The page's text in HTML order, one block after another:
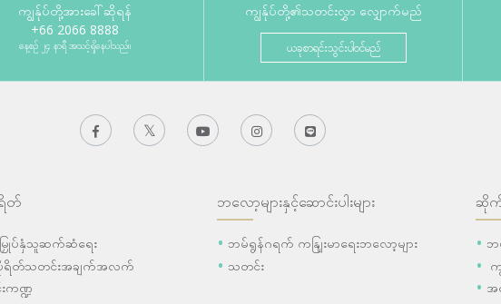
ကျွန်ုပ်တို့အားခေါ်ဆိုရန်
+66 2066 8888
နေ့စဉ် ၂၄ နာရီ အသင့်ရှိနေပါသည်။
ကျွန်ုပ်တို့၏သတင်းလွှာ လျှောက်မည်
ယခုစာရင်းသွင်းပါဝင်မည်
တ်
မြှုပ်နှံသူဆက်ဆံရေး
ရိတ်သတင်းအချက်အလက်
ကဏ္ဍ
ဘလော့များနှင့်ဆောင်းပါးများ
ဘမ်ရွန်ဂရက် ကနျြးမာရေးဘလော့များ
သတင်း
ဆို
ဘ
အ